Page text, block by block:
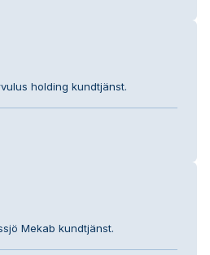
holding kundtjänst.
Mekab kundtjänst.